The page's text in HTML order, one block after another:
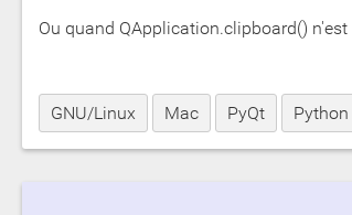
Ou quand QApplication.clipboard()
GNU/Linux Mac PyQt Python